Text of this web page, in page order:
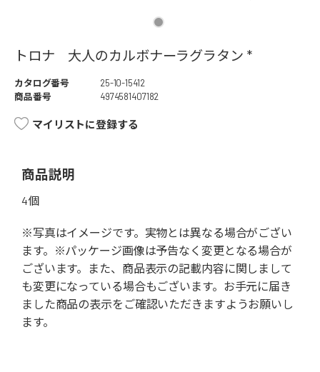
トロナ 大人のカルボナーラグラタン *
カタログ番号
25-10-15412
商品番号
4974581407182
マイリストに登録する
商品説明
4個
※写真はイメージです。実物とは異なる場合がござい
ます。※パッケージ画像は予告なく変更となる場合が
ございます。また、商品表示の記載内容に関しまして
も変更になっている場合もございます。お手元に届き
ました商品の表示をご確認いただきますようお願いし
ます。